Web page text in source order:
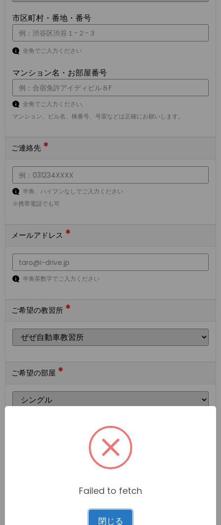
市区町村・番地・番号
全角でご入力ください
マンション名・お部屋番号
全角でご入力ください,
マンション、ビル名、棟番号、号室などは正確にお願いします。
ご連絡先 *
半角、ハイフンなしでご入力ください
※携帯電話でも可
メールアドレス *
半角英数字でご入力ください
ご希望の教習所 *
ご希望の部屋 *
Failed to fetch
閉じる